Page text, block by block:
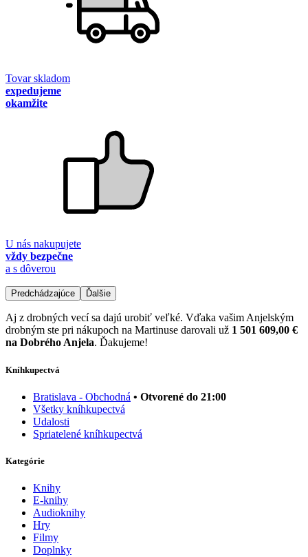
Tovar skladom
expedujeme
okamžite
U nás nakupujete
vždy bezpečne
a s dôverou
Predchádzajúce Ďalšie
Aj z drobných vecí sa dajú urobiť veľké. Vďaka vašim Anjelským
drobným ste pri nákupoch na Martinuse darovali už 1 501 609,00 €
na Dobrého Anjela. Ďakujeme!
Kníhkupectvá
Bratislava - Obchodná • Otvorené do 21:00
Všetky kníhkupectvá
Udalosti
Spriatelené kníhkupectvá
Kategórie
Knihy
E-knihy
Audioknihy
Hry
Filmy
Doplnky